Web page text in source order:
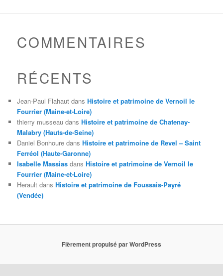
COMMENTAIRES
RÉCENTS
Jean-Paul Flahaut dansHistoire et patrimoine de Vernoil le
Fourrier (Maine-et-Loire)
thierry musseau dansHistoire et patrimoine de Chatenay-
Malabry (Hauts-de-Seine)
Daniel Bonhoure dansHistoire et patrimoine de Revel – Saint
Ferréol (Haute-Garonne)
Isabelle Massias dansHistoire et patrimoine de Vernoil le
Fourrier (Maine-et-Loire)
Herault dansHistoire et patrimoine de Foussais-Payré
(Vendée)
Fièrement propulsé par WordPress